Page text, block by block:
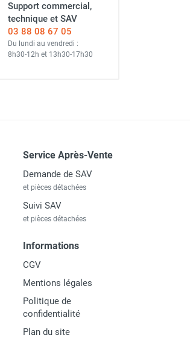
Support commercial,
technique et SAV
03 88 08 67 05
Du lundi au vendredi :
8h30-12h et 13h30-17h30
Service Après-Vente
Demande de SAV
et pièces détachées
Suivi SAV
et pièces détachées
Informations
CGV
Mentions légales
Politique de
confidentialité
Plan du site